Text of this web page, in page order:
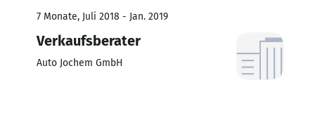
7 Monate, Juli 2018 - Jan. 2019
Verkaufsberater
Auto Jochem GmbH